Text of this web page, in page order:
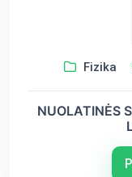
Fizika
NUOLATINĖS